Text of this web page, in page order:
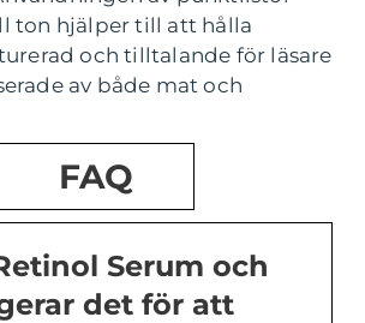
ton hjälper till att hålla
och tilltalande för läsare
av både mat och
FAQ
Serum och
det för att